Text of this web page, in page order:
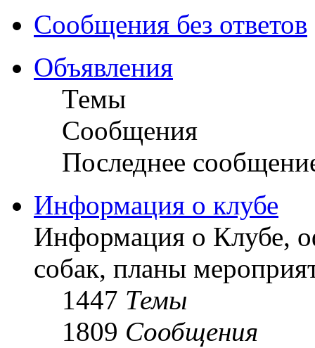
Сообщения без ответов
Объявления
Темы
Сообщения
Последнее
Информация о клубе
Информация о Клубе,
собак, планы
1447 Темы
1809 Сообщения